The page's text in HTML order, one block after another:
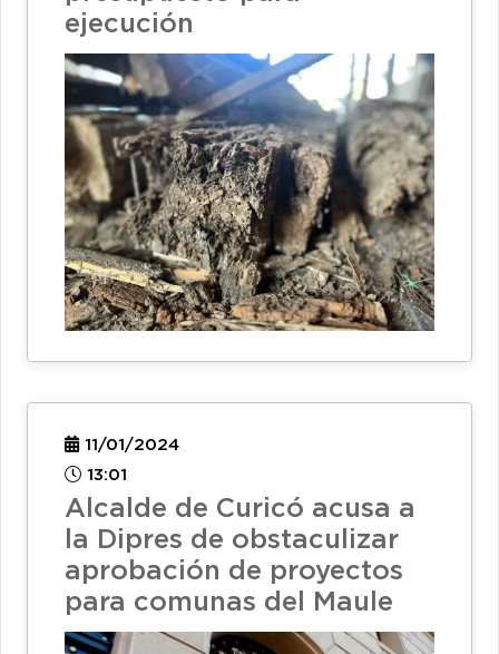
ejecución
11/01/2024
13:01
Alcalde de Curicó acusa a
la Dipres de obstaculizar
aprobación de proyectos
para comunas del Maule